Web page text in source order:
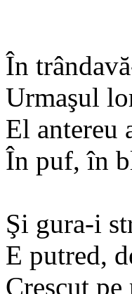
În
Urmaşul
El antereu
În puf, în
Şi gura-i
E putred,
Crescut